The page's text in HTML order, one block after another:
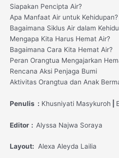
Siapakan Pencipta Air?
Apa Manfaat Air untuk Kehidupan?
Bagaimana Siklus Air dalam
Mengapa Kita Harus Hemat Air?
Bagaimana Cara Kita Hemat Air?
Peran Orangtua Mengajarkan
Rencana Aksi Penjaga Bumi
Aktivitas Orangtua dan Anak
Penulis : Khusniyati Masykuroh
Editor : Alyssa Najwa Soraya
Layout: Alexa Aleyda Lailia